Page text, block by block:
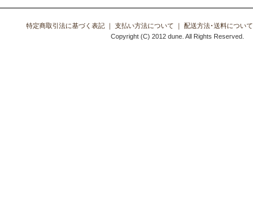
特定商取引法に基づく表記 ｜ 支払い方法について ｜ 配送方法･送料について
Copyright (C) 2012 dune. All Rights Reserved.